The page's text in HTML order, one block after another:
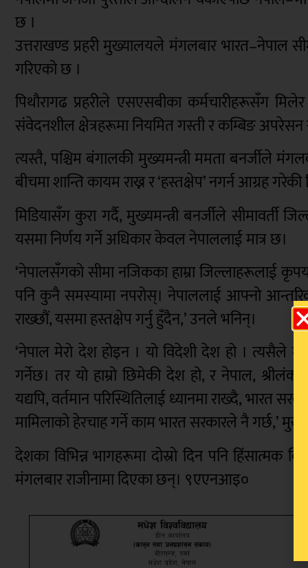
छ ।
उत्तराखण्ड प्रहरी मुख्यालयले मंगलबार भारत–नेपाल
गरिएको छ ।
पिथौरागढ प्रहरीले एसएसबीका कर्मचारीहरूसँग मिलेर
संवेदनशील क्षेत्रहरूमा नियमित गस्ती र कम्बिङ अपरेसन
त्यस्तै, पश्चिम बंगालकी मुख्यमन्त्री ममता बनर्जीले
बीचमा शान्ति कायम राख्न र ‘हस्तक्षेप’ नगर्न आग्रह
मिडियासँग कुरा गर्दै, मुख्यमन्त्री बनर्जीले
यसमा निर्णय गर्ने अधिकार केवल नेपाललाई मात्र छ।
‘नेपालसँगको सीमा नजिकका हाम्रा जिल्लाहरूलाई
पनि कुनै समस्यामा नपरोस्। नेपाललाई आफ्नो आन्तरिक
राख्छौं, यसमा हस्तक्षेप गर्नु हुँदैन,’ उनले भनिन्।
‘नेपाल मेरो देश होइन । यो विदेशी देश हो । त्यसैले म
गर्नेछ। तर यो हाम्रो छिमेकी देश हो, र नेपाल,
यद्यपि, वर्तमान परिस्थितिलाई ध्यानमा राख्दै, भारत
मामिलाको हेरचाह गर्ने काम भारत सरकारले नै गर्छ,’
देशका विभिन्न भागहरूमा दोस्रो दिन पनि हिंसात्मक
मंगलबार राजीनामा दिएका छन्। ९एएनआइ०